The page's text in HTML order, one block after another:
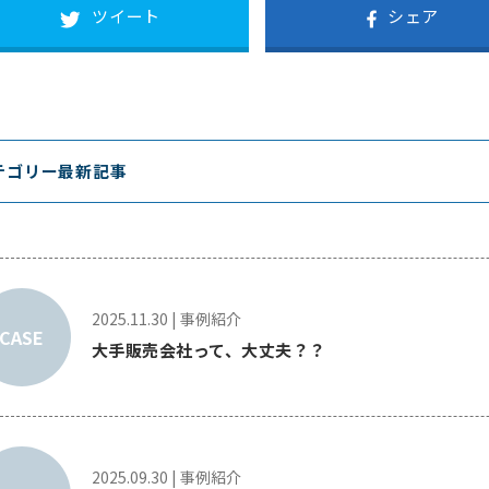
ツイート シェア
ゴリー最新記事
CASE
2025.11.30 | 事例紹介
大手販売会社って、大丈夫？？
2025.09.30 | 事例紹介